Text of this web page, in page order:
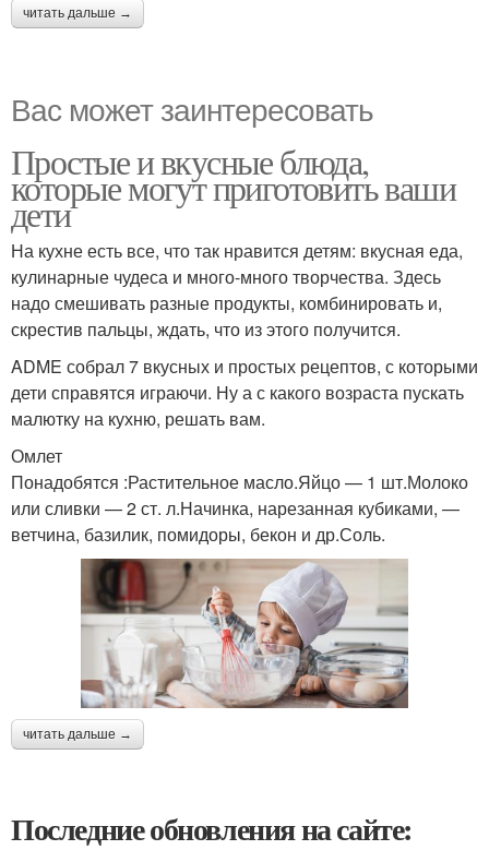
читать дальше →
Вас может заинтересовать
Простые и вкусные блюда,
которые могут приготовить ваши
дети
На кухне есть все, что так нравится детям: вкусная еда,
кулинарные чудеса и много-много творчества. Здесь
надо смешивать разные продукты, комбинировать и,
скрестив пальцы, ждать, что из этого получится.
ADME собрал 7 вкусных и простых рецептов, с которыми
дети справятся играючи. Ну а с какого возраста пускать
малютку на кухню, решать вам.
Омлет
Понадобятся :Растительное масло.Яйцо — 1 шт.Молоко
или сливки — 2 ст. л.Начинка, нарезанная кубиками, —
ветчина, базилик, помидоры, бекон и др.Соль.
читать дальше →
Последние обновления на сайте: